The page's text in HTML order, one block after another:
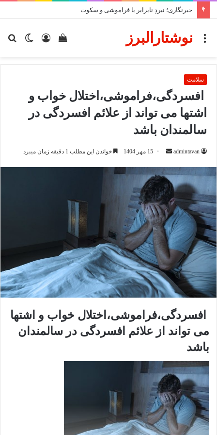
خبرنگاری؛ نبردِ نابرابر با فراموشی و سکوت
تغییر
ورود
دیدن
خرید
نوشتارالبرزمنو
سلامت
افسردگی،فراموشی،اختلال خواب و
اشتها می تواند از علائم افسردگی در
سالمندان باشد
admintavan
ارسال15 مهر 1404 خواندن این مطلب 1 دقیقه زمان میبرد
افسردگی،فراموشی،اختلال خواب و اشتها
می تواند از علائم افسردگی در سالمندان
باشد